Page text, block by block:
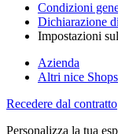
Condizioni
Dichiarazione
Impostazioni
Azienda
Altri nice Shops
Recedere dal contratto
Personalizza la tua